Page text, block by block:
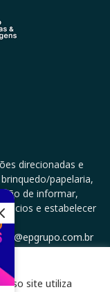
direcionadas e
papelaria,
de informar,
e estabelecer
site utiliza